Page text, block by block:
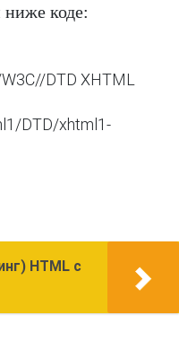
ниже коде:
DTD XHTML
DTD/xhtml1-
HTML с